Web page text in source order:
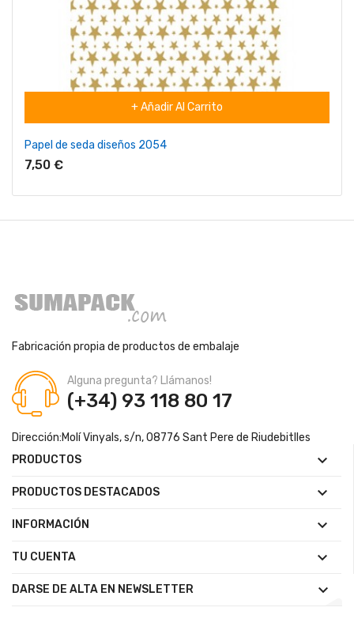
+ Añadir Al Carrito
Papel de seda diseños 2054
7,50 €
Fabricación propia de productos de embalaje
Alguna pregunta? Llámanos!
(+34) 93 118 80 17
Dirección:Molí Vinyals, s/n, 08776 Sant Pere de Riudebitlles
PRODUCTOS

PRODUCTOS DESTACADOS 
INFORMACIÓN 
TU CUENTA 
DARSE DE ALTA EN NEWSLETTER 